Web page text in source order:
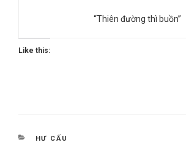
“Thiên đường thì buồn”
Like this:
CATEGORIES
HƯ CẤU